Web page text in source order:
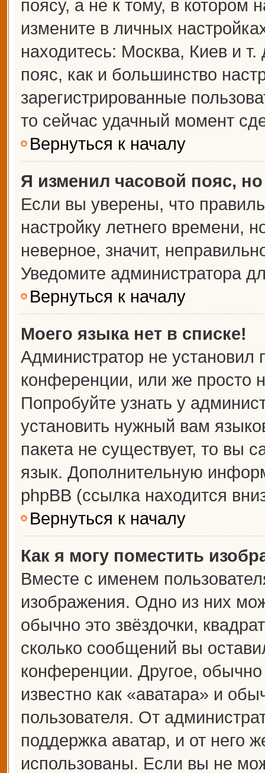
поясу, а не к тому, в котором
измените в личных
находитесь: Москва, Киев и
пояс, как и большинство
зарегистрированные
то сейчас удачный момент
Вернуться к началу
Я изменил часовой пояс,
Если вы уверены, что
настройку летнего времени,
неверное, значит,
Уведомите администратора
Вернуться к началу
Моего языка нет в списке!
Администратор не установил
конференции, или же просто
Попробуйте узнать у
установить нужный вам
пакета не существует, то вы
язык. Дополнительную
phpBB (ссылка находится
Вернуться к началу
Как я могу поместить
Вместе с именем
изображения. Одно из них
обычно это звёздочки,
сколько сообщений вы
конференции. Другое,
известно как «аватара» и
пользователя. От
поддержка аватар, и от него
использованы. Если вы не